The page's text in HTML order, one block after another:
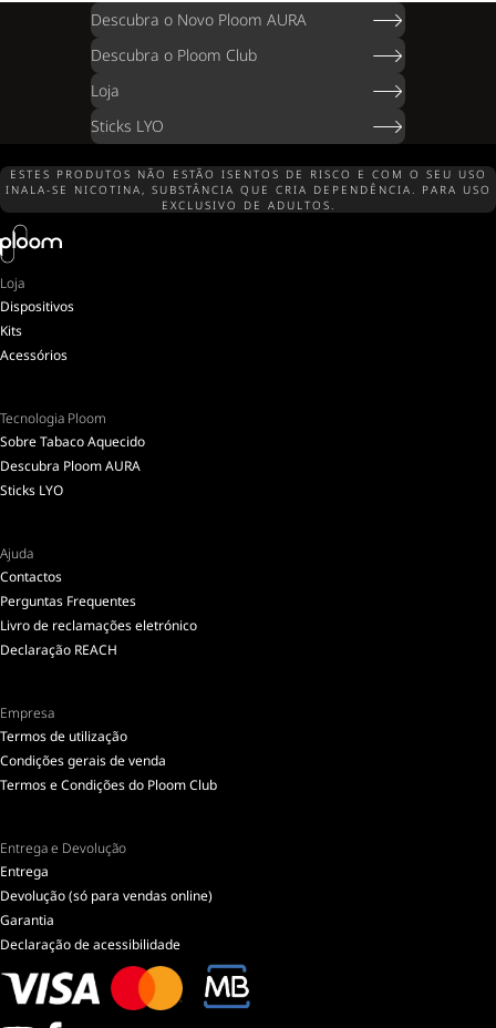
Descubra o Novo Ploom AURA
Descubra o Ploom Club
Loja
Sticks LYO
ESTES PRODUTOS NÃO ESTÃO ISENTOS DE RISCO E COM O SEU USO
INALA-SE NICOTINA, SUBSTÂNCIA QUE CRIA DEPENDÊNCIA. PARA USO
EXCLUSIVO DE ADULTOS.
Loja
Dispositivos
Kits
Acessórios
Tecnologia Ploom
Sobre Tabaco Aquecido
Descubra Ploom AURA
Sticks LYO
Ajuda
Contactos
Perguntas Frequentes
Livro de reclamações eletrónico
Declaração REACH
Empresa
Termos de utilização
Condições gerais de venda
Termos e Condições do Ploom Club
Entrega e Devolução
Entrega
Devolução (só para vendas online)
Garantia
Declaração de acessibilidade